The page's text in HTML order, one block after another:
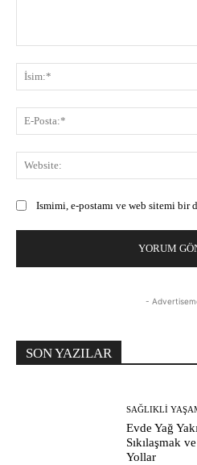
Ismimi, e-postamı ve web sitemi bir
-
SON YAZILAR
SAĞLIKLI
Evde Yağ
Sıkılaşmak
Yollar